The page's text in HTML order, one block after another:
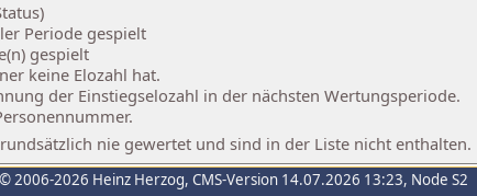
Periode gespielt
gespielt
keine Elozahl hat.
der Einstiegselozahl in der nächsten Wertungsperiode.
nie gewertet und sind in der Liste nicht enthalten.
© 2006-2026 Heinz Herzog, CMS-Version 14.07.2026 13:23, Node S2